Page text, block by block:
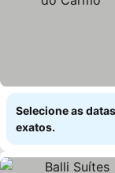
Selecione as
exatos.